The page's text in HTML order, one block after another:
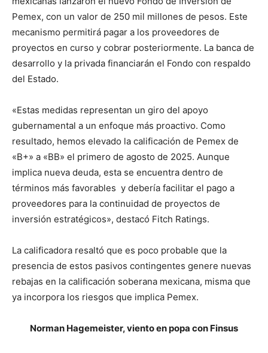
Pemex, con un valor de 250 mil millones de pesos. Este
mecanismo permitirá pagar a los proveedores de
proyectos en curso y cobrar posteriormente. La banca de
desarrollo y la privada financiarán el Fondo con respaldo
del Estado.
«Estas medidas representan un giro del apoyo
gubernamental a un enfoque más proactivo. Como
resultado, hemos elevado la calificación de Pemex de
«B+» a «BB» el primero de agosto de 2025. Aunque
implica nueva deuda, esta se encuentra dentro de
términos más favorables y debería facilitar el pago a
proveedores para la continuidad de proyectos de
inversión estratégicos», destacó Fitch Ratings.
La calificadora resaltó que es poco probable que la
presencia de estos pasivos contingentes genere nuevas
rebajas en la calificación soberana mexicana, misma que
ya incorpora los riesgos que implica Pemex.
Norman Hagemeister, viento en popa con Finsus